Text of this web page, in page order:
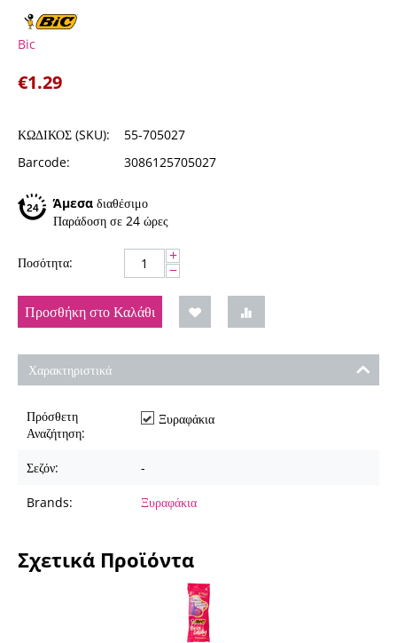
Bic
€1.29
ΚΩΔΙΚΟΣ (SKU):
55-705027
Barcode:
3086125705027
Άμεσα διαθέσιμο
Παράδοση σε 24 ώρες
Ποσότητα: +
−
Προσθήκη στο Καλάθι
Χαρακτηριστικά
Πρόσθετη
Αναζήτηση:
Ξυραφάκια
Σεζόν: -
Brands: Ξυραφάκια
Σχετικά Προϊόντα